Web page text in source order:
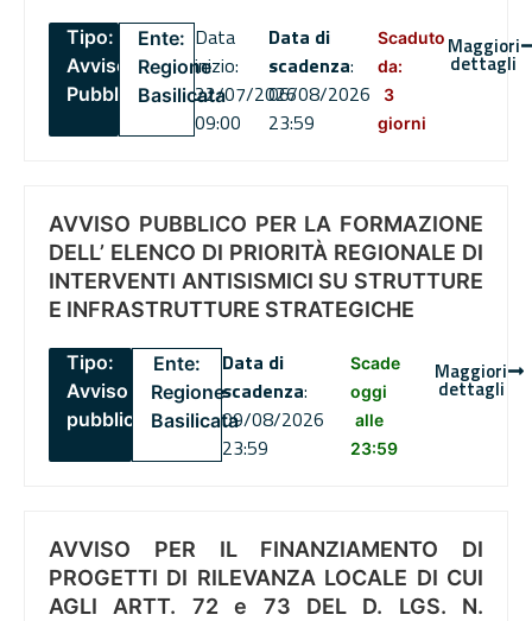
Tipo:
Avviso
Pubblico
Ente:
Regione
Basilicata
Data
inizio:
22/07/2026
09:00
Data di
scadenza:
06/08/2026
23:59
Scaduto
da:
3
giorni
Maggiori
dettagli
AVVISO PUBBLICO PER LA FORMAZIONE
DELL’ ELENCO DI PRIORITÀ REGIONALE DI
INTERVENTI ANTISISMICI SU STRUTTURE
E INFRASTRUTTURE STRATEGICHE
Tipo:
Avviso
pubblico
Ente:
Regione
Basilicata
Data di
scadenza:
09/08/2026
23:59
Scade
oggi
alle
23:59
Maggiori
dettagli
AVVISO PER IL FINANZIAMENTO DI
PROGETTI DI RILEVANZA LOCALE DI CUI
AGLI ARTT. 72 e 73 DEL D. LGS. N.